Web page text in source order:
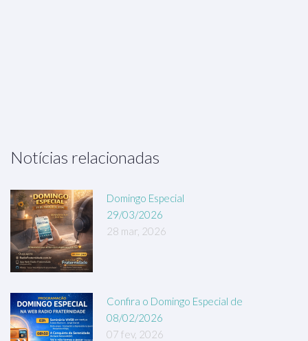
Notícias relacionadas
Domingo Especial
29/03/2026
28 mar, 2026
Confira o Domingo Especial de
08/02/2026
07 fev, 2026